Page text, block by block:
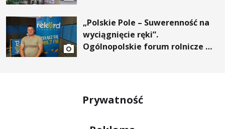
„Polskie Pole – Suwerenność na
wyciągnięcie ręki”.
Ogólnopolskie forum rolnicze w
Prywatność